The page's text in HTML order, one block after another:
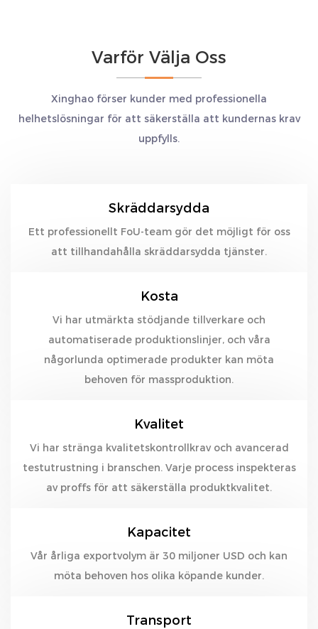
Varför Välja Oss
Xinghao förser kunder med professionella
helhetslösningar för att säkerställa att kundernas krav
uppfylls.
Skräddarsydda
Ett professionellt FoU-team gör det möjligt för oss
att tillhandahålla skräddarsydda tjänster.
Kosta
Vi har utmärkta stödjande tillverkare och
automatiserade produktionslinjer, och våra
någorlunda optimerade produkter kan möta
behoven för massproduktion.
Kvalitet
Vi har stränga kvalitetskontrollkrav och avancerad
testutrustning i branschen. Varje process inspekteras
av proffs för att säkerställa produktkvalitet.
Kapacitet
Vår årliga exportvolym är 30 miljoner USD och kan
möta behoven hos olika köpande kunder.
Transport